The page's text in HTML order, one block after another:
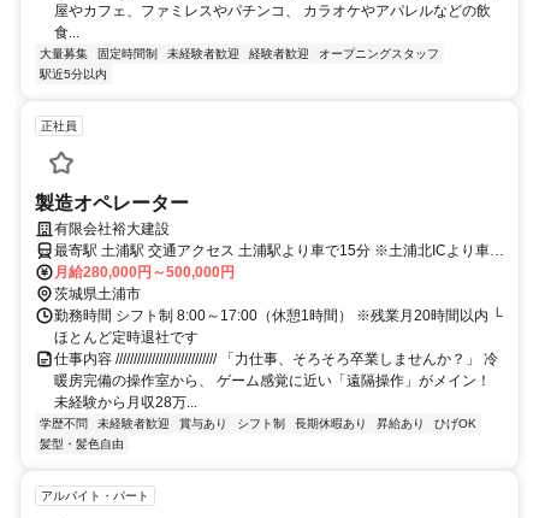
屋やカフェ、ファミレスやパチンコ、 カラオケやアパレルなどの飲
食...
大量募集 固定時間制 未経験者歓迎 経験者歓迎
オープニングスタッフ
駅近5分以内
正社員
製造オペレーター
有限会社裕大建設
最寄駅 土浦駅 交通アクセス 土浦駅より車で15分 ※土浦北ICより車で
5分 現場は勤務地の近辺です。
月給280,000円～500,000円
茨城県土浦市
勤務時間 シフト制 8:00～17:00（休憩1時間） ※残業月20時間以内 └
ほとんど定時退社です
仕事内容 //////////////////////////// 「力仕事、そろそろ卒業しませんか？」 冷
暖房完備の操作室から、 ゲーム感覚に近い「遠隔操作」がメイン！
未経験から月収28万...
学歴不問 未経験者歓迎 賞与あり シフト制 長期休暇あり 昇給あり
ひげOK
髪型・髪色自由
アルバイト・パート